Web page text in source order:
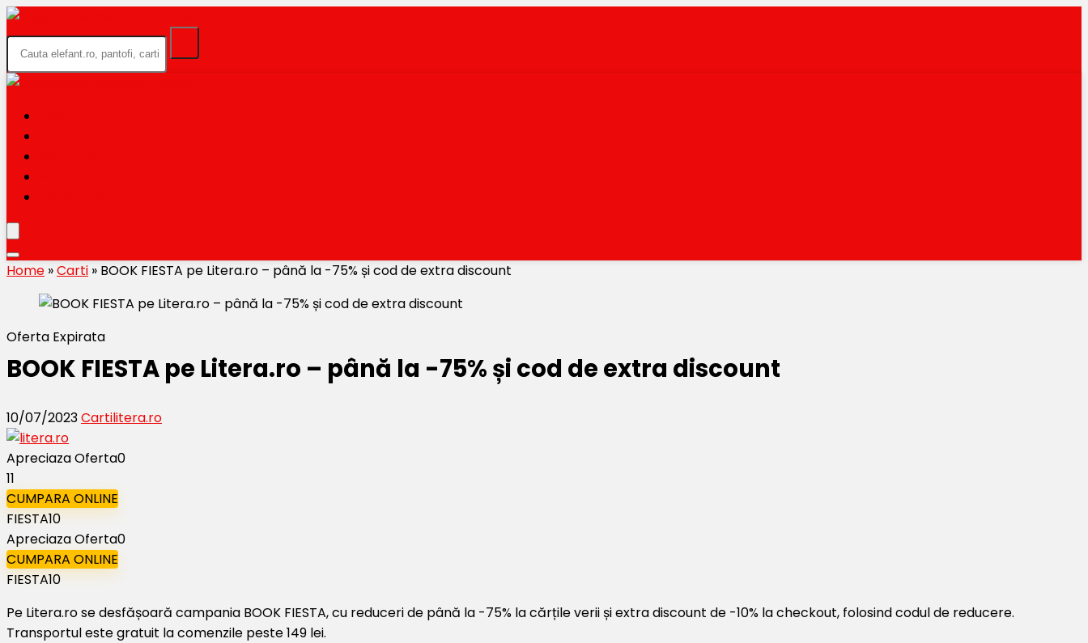
Home »Carti » BOOK FIESTA pe Litera.ro – până la -75% și cod de extra discount
Oferta Expirata
BOOK FIESTA pe Litera.ro – până la -75% și cod de extra discount
10/07/2023Cartilitera.ro
Apreciaza Oferta0
11
CUMPARA ONLINE
FIESTA10
Apreciaza Oferta0
CUMPARA ONLINE
FIESTA10
Pe Litera.ro se desfășoară campania BOOK FIESTA, cu reduceri de până la -75% la cărțile verii și extra discount de -10% la checkout, folosind codul de reducere.
Transportul este gratuit la comenzile peste 149 lei.